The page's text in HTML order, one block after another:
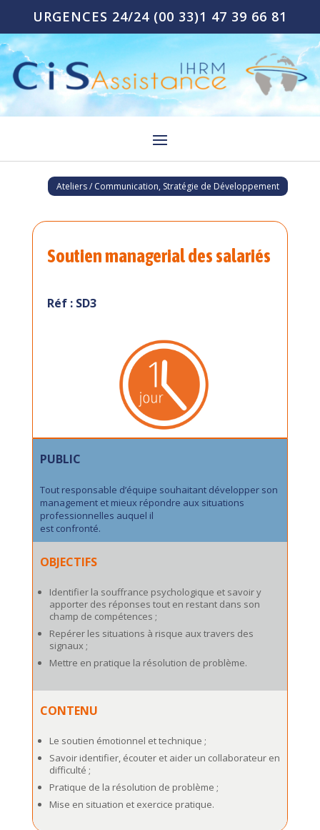
URGENCES 24/24 (00 33)1 47 39 66 81
Ateliers / Communication, Stratégie de Développement
Soutien managerial des salariés
Réf : SD3
PUBLIC
Tout responsable d’équipe souhaitant développer son
management et mieux répondre aux situations
professionnelles auquel il
est confronté.
OBJECTIFS
Identifier la souffrance psychologique et savoir y
apporter des réponses tout en restant dans son
champ de compétences ;
Repérer les situations à risque aux travers des
signaux ;
Mettre en pratique la résolution de problème.
CONTENU
Le soutien émotionnel et technique ;
Savoir identifier, écouter et aider un collaborateur en
difficulté ;
Pratique de la résolution de problème ;
Mise en situation et exercice pratique.